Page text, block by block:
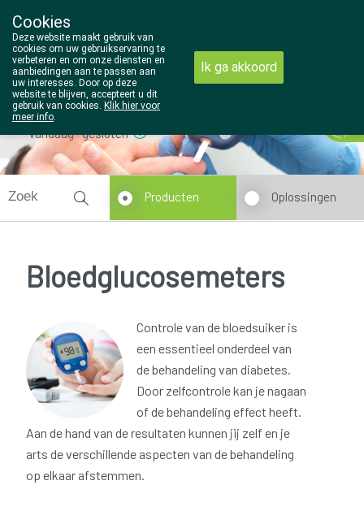
014/810298
Vandaag gesloten
Producten Oplossingen
Bloedglucosemeters
Controle van de bloedsuiker is
een essentieel onderdeel van
de behandeling van diabetes.
Door zelfcontrole kan je nagaan
of de behandeling effect heeft.
Aan de hand van de resultaten kunnen jij zelf en je
arts de verschillende aspecten van de behandeling
op elkaar afstemmen.
Cookies
Deze website maakt gebruik van
cookies om uw gebruikservaring te
verbeteren en om onze diensten en
aanbiedingen aan te passen aan
uw interesses. Door op deze
website te blijven, accepteert u dit
gebruik van cookies. Klik hier voor
meer info.
Ik ga akkoord